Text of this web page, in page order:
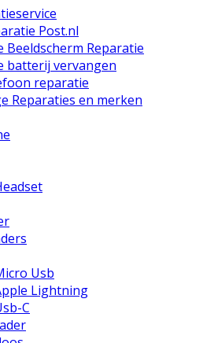
Post.nl
Beeldscherm Reparatie
batterij vervangen
reparatie
Reparaties en merken
Usb
Lightning
C